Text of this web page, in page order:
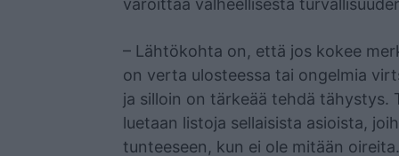
varoittaa valheellisesta
– Lähtökohta on, että jos kokee
on verta ulosteessa tai ongelmia
ja silloin on tärkeää tehdä tähystys.
luetaan listoja sellaisista asioista,
tunteeseen, kun ei ole mitään